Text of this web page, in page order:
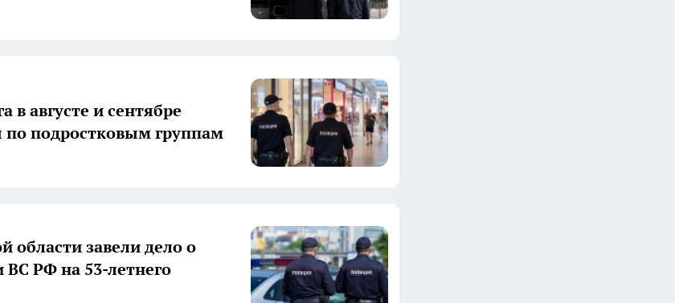
в августе и сентябре
по подростковым группам
области завели дело о
ВС РФ на 53-летнего